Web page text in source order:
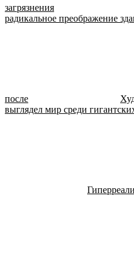
загрязнения
радикальное преображение
после
выглядел мир среди